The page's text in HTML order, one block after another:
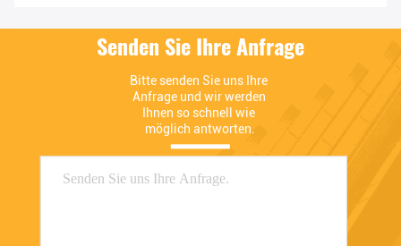
Senden Sie Ihre Anfrage
Bitte senden Sie uns Ihre
Anfrage und wir werden
Ihnen so schnell wie
möglich antworten.